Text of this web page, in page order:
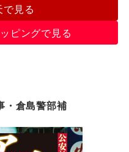
で見る
ピングで見る
・倉島警部補